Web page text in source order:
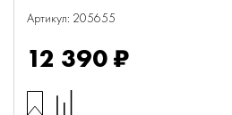
Артикул: 205655
12 390 ₽